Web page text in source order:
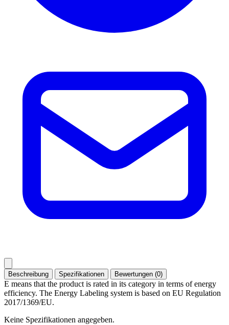
Beschreibung Spezifikationen Bewertungen (0)
E means that the product is rated in its category in terms of energy
efficiency. The Energy Labeling system is based on EU Regulation
2017/1369/EU.
Keine Spezifikationen angegeben.